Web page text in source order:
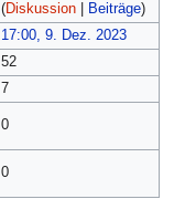
(Diskussion| Beiträge)
17:00, 9. Dez. 2023
52
7
0
0